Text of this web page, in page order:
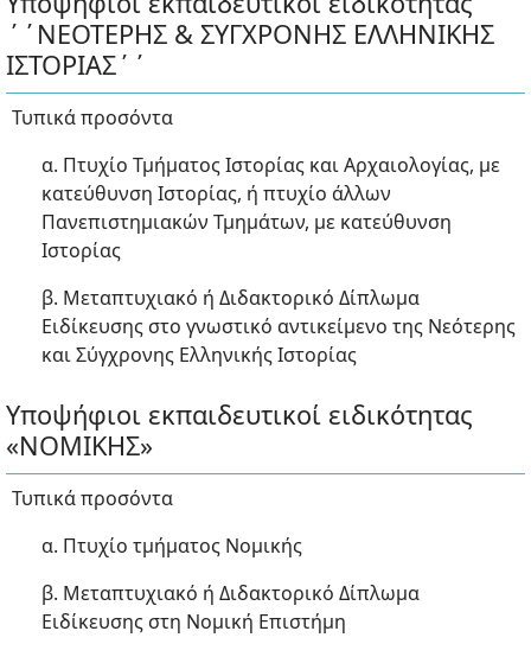
΄΄ΝΕΟΤΕΡΗΣ & ΣΥΓΧΡΟΝΗΣ ΕΛΛΗΝΙΚΗΣ
ΙΣΤΟΡΙΑΣ΄΄
Τυπικά προσόντα
α. Πτυχίο Τμήματος Ιστορίας και Αρχαιολογίας, με
κατεύθυνση Ιστορίας, ή πτυχίο άλλων
Πανεπιστημιακών Τμημάτων, με κατεύθυνση
Ιστορίας
β. Μεταπτυχιακό ή Διδακτορικό Δίπλωμα
Ειδίκευσης στο γνωστικό αντικείμενο της Νεότερης
και Σύγχρονης Ελληνικής Ιστορίας
Υποψήφιοι εκπαιδευτικοί ειδικότητας
«ΝΟΜΙΚΗΣ»
Τυπικά προσόντα
α. Πτυχίο τμήματος Νομικής
β. Μεταπτυχιακό ή Διδακτορικό Δίπλωμα
Ειδίκευσης στη Νομική Επιστήμη